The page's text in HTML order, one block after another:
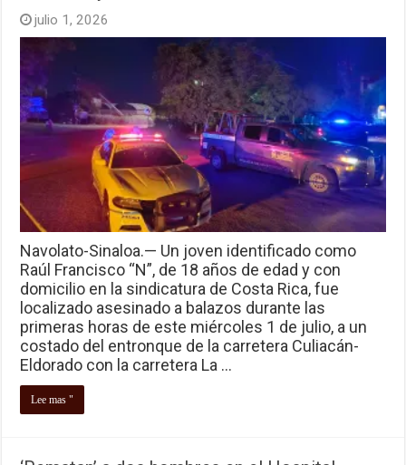
julio 1, 2026
Navolato-Sinaloa.— Un joven identificado como
Raúl Francisco “N”, de 18 años de edad y con
domicilio en la sindicatura de Costa Rica, fue
localizado asesinado a balazos durante las
primeras horas de este miércoles 1 de julio, a un
costado del entronque de la carretera Culiacán-
Eldorado con la carretera La …
Lee mas "